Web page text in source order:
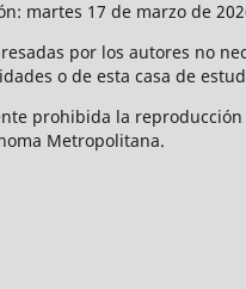
martes 17 de marzo de
por los autores no
o de esta casa de
prohibida la
Metropolitana.